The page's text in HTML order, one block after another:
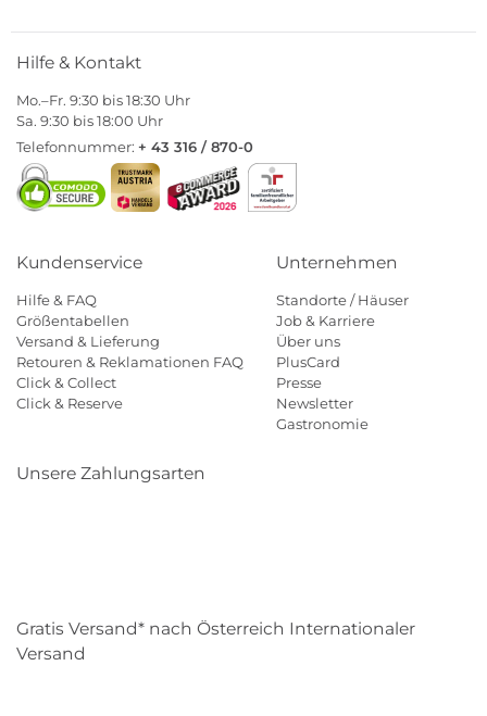
Hilfe & Kontakt
Mo.–Fr. 9:30 bis 18:30 Uhr
Sa. 9:30 bis 18:00 Uhr
Telefonnummer: + 43 316 / 870-0
Kundenservice
Hilfe & FAQ
Größentabellen
Versand & Lieferung
Retouren & Reklamationen FAQ
Click & Collect
Click & Reserve
Unternehmen
Standorte / Häuser
Job & Karriere
Über uns
PlusCard
Presse
Newsletter
Gastronomie
Unsere Zahlungsarten
Gratis Versand* nach Österreich Internationaler
Versand